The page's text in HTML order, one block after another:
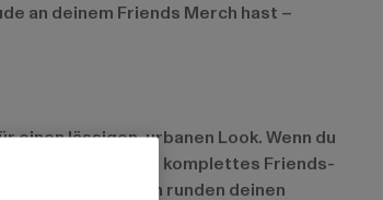
an deinem Friends Merch hast –
lässigen, urbanen Look. Wenn du
du dir auch ein komplettes Friends-
oder Kissen runden deinen